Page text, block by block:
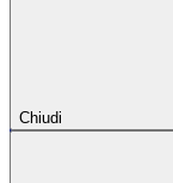
Chiudi